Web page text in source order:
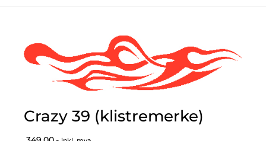
Crazy 39 (klistremerke)